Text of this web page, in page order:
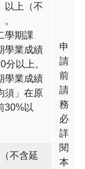
以上（不
學期課
學業成績
分以上。
學業成績
須」在原
30%以
申
請
前
請
務
必
詳
閱
本
不含延